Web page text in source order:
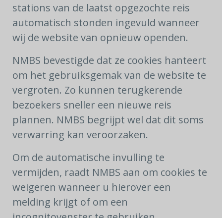
stations van de laatst opgezochte reis
automatisch stonden ingevuld wanneer
wij de website van opnieuw openden.
NMBS bevestigde dat ze cookies hanteert
om het gebruiksgemak van de website te
vergroten. Zo kunnen terugkerende
bezoekers sneller een nieuwe reis
plannen. NMBS begrijpt wel dat dit soms
verwarring kan veroorzaken.
Om de automatische invulling te
vermijden, raadt NMBS aan om cookies te
weigeren wanneer u hierover een
melding krijgt of om een